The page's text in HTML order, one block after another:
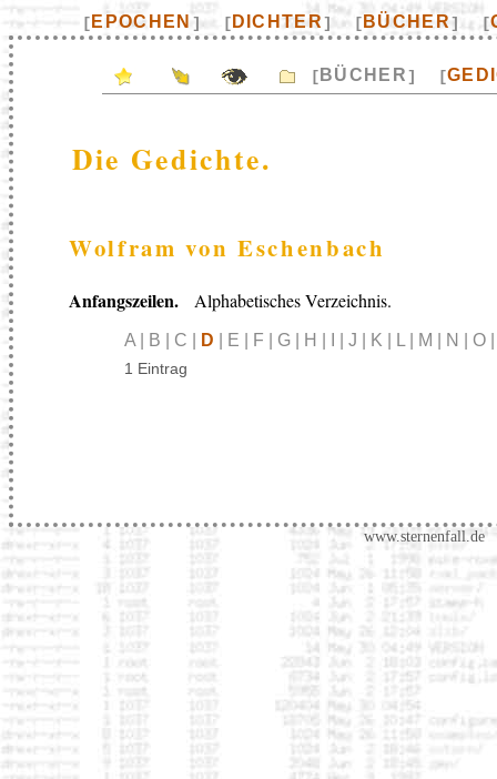
[ EPOCHEN ] [ DICHTER] [ BÜCHER] [
[ BÜCHER] [
Die Gedichte.
Wolfram von Eschenbach
Anfangszeilen. Alphabetisches Verzeichnis.
A | B | C | D | E | F | G | H | I | J | K | L | M | N |
1 Eintrag
www.sternenfall.de